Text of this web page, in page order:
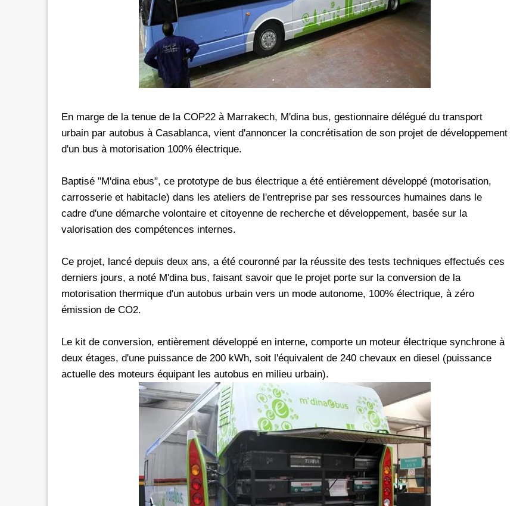
En marge de la tenue de la COP22 à Marrakech, M'dina bus, gestionnaire délégué du transport
urbain par autobus à Casablanca, vient d'annoncer la concrétisation de son projet de développement
d'un bus à motorisation 100% électrique.
Baptisé "M'dina ebus", ce prototype de bus électrique a été entièrement développé (motorisation,
carrosserie et habitacle) dans les ateliers de l'entreprise par ses ressources humaines dans le
cadre d'une démarche volontaire et citoyenne de recherche et développement, basée sur la
valorisation des compétences internes.
Ce projet, lancé depuis deux ans, a été couronné par la réussite des tests techniques effectués ces
derniers jours, a noté M'dina bus, faisant savoir que le projet porte sur la conversion de la
motorisation thermique d'un autobus urbain vers un mode autonome, 100% électrique, à zéro
émission de CO2.
Le kit de conversion, entièrement développé en interne, comporte un moteur électrique synchrone à
deux étages, d'une puissance de 200 kWh, soit l'équivalent de 240 chevaux en diesel (puissance
actuelle des moteurs équipant les autobus en milieu urbain).
d'une offre promotionnelle qui
mars 2026, les clients prépayés
peuvent désormais bénéficier
code d'une recharge de 30 Dh
Promotion inwi: L'illimité vers les réseaux sociaux
avec *6
A l'instar de Maroc Telecom et Orange, inwi fait
certains réseaux sociaux. A 5 Dh, le client aura
Facebook, Twitter, Instagram et Snapchat voire
300 Mo pour le Pass de 10 Dh. Notons au
promotionnelle qui prendra fin le 23 mars 2026,
le Pass 30 Dh de inwi offre un
Promotion Orange Maroc: Recharge x25 +
Internet
Nouveau! Orange Maroc multiplie les recharges
pour toute recharge de 30 Dh ou plus. De plus,
Orange offre, suite à n'importe quelle recharge,
un volume d'internet variant selon le montant
offert en Dh est de 3 mois. Recharge Solde